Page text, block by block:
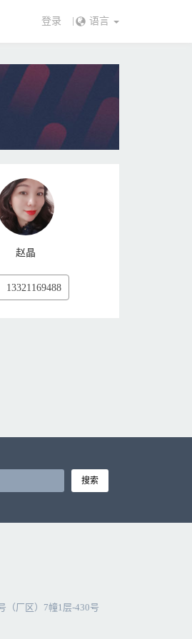
登录 语言
赵晶
13321169488
搜索
（厂区）7幢1层-430号